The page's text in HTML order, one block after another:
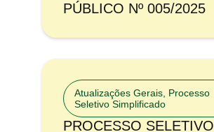
PÚBLICO Nº 005/2025
Atualizações Gerais Processo
Seletivo Simplificado
PROCESSO SELETIVO